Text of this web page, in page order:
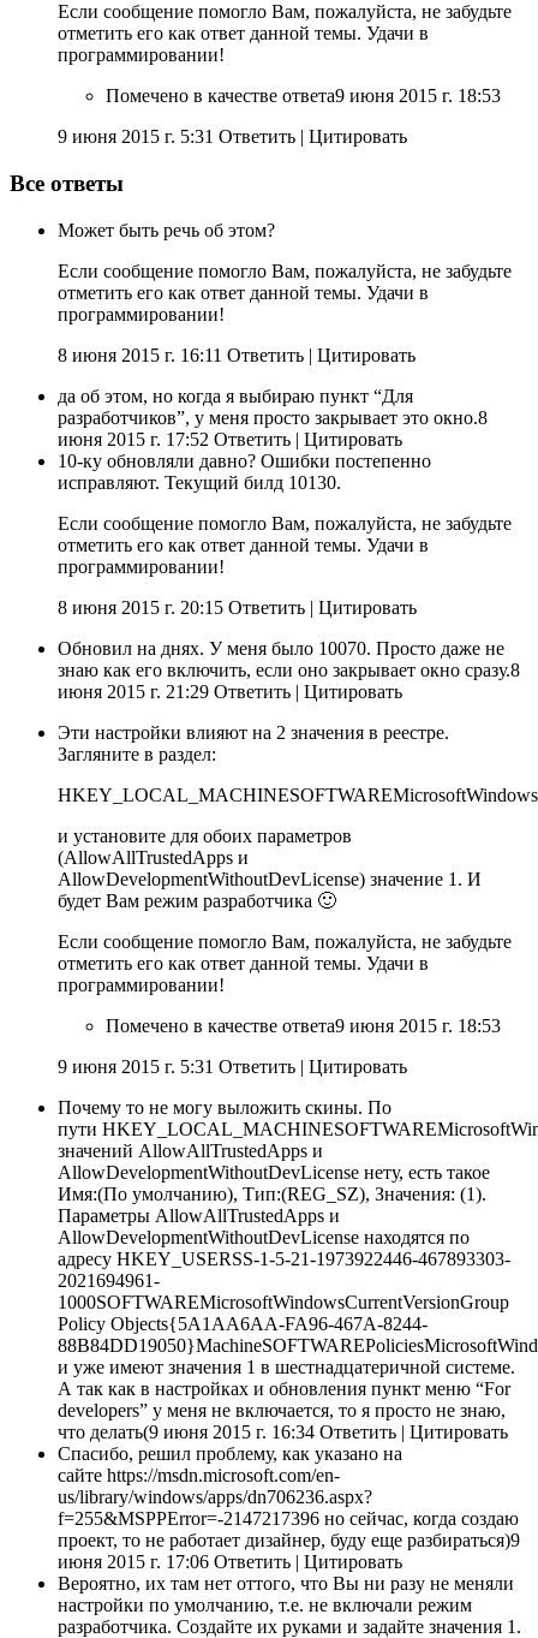
Если сообщение помогло Вам, пожалуйста, не забудьте
отметить его как ответ данной темы. Удачи в
программировании!
Помечено в качестве ответа9 июня 2015 г. 18:53
9 июня 2015 г. 5:31 Ответить | Цитировать
Все ответы
Может быть речь об этом?
Если сообщение помогло Вам, пожалуйста, не забудьте
отметить его как ответ данной темы. Удачи в
программировании!
8 июня 2015 г. 16:11 Ответить | Цитировать
да об этом, но когда я выбираю пункт “Для
разработчиков”, у меня просто закрывает это окно.8
июня 2015 г. 17:52 Ответить | Цитировать
10-ку обновляли давно? Ошибки постепенно
исправляют. Текущий билд 10130.
Если сообщение помогло Вам, пожалуйста, не забудьте
отметить его как ответ данной темы. Удачи в
программировании!
8 июня 2015 г. 20:15 Ответить | Цитировать
Обновил на днях. У меня было 10070. Просто даже не
знаю как его включить, если оно закрывает окно сразу.8
июня 2015 г. 21:29 Ответить | Цитировать
Эти настройки влияют на 2 значения в реестре.
Загляните в раздел:
и установите для обоих параметров
(AllowAllTrustedApps и
AllowDevelopmentWithoutDevLicense) значение 1. И
будет Вам режим разработчика 🙂
Если сообщение помогло Вам, пожалуйста, не забудьте
отметить его как ответ данной темы. Удачи в
программировании!
Помечено в качестве ответа9 июня 2015 г. 18:53
9 июня 2015 г. 5:31 Ответить | Цитировать
Почему то не могу выложить скины. По
пути
значений AllowAllTrustedApps и
AllowDevelopmentWithoutDevLicense нету, есть такое
Имя:(По умолчанию), Тип:(REG_SZ), Значения: (1).
Параметры AllowAllTrustedApps и
AllowDevelopmentWithoutDevLicense находятся по
адресу HKEY_USERSS-1-5-21-1973922446-467893303-
2021694961-
1000SOFTWAREMicrosoftWindowsCurrentVersionGroup
Policy Objects{5A1AA6AA-FA96-467A-8244-
и уже имеют значения 1 в шестнадцатеричной системе.
А так как в настройках и обновления пункт меню “For
developers” у меня не включается, то я просто не знаю,
что делать(9 июня 2015 г. 16:34 Ответить | Цитировать
Спасибо, решил проблему, как указано на
сайте https://msdn.microsoft.com/en-
us/library/windows/apps/dn706236.aspx?
f=255&MSPPError=-2147217396 но сейчас, когда создаю
проект, то не работает дизайнер, буду еще разбираться)9
июня 2015 г. 17:06 Ответить | Цитировать
Вероятно, их там нет оттого, что Вы ни разу не меняли
настройки по умолчанию, т.е. не включали режим
разработчика. Создайте их руками и задайте значения 1.